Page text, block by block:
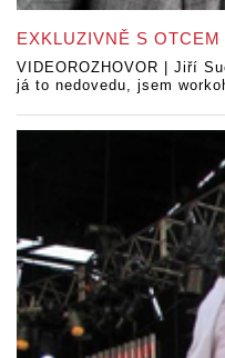
EXKLUZIVNĚ S OTCEM
VIDEOROZHOVOR | Jiří
já to nedovedu, jsem